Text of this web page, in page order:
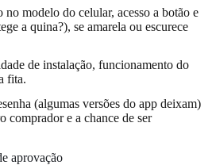
no modelo do celular, acesso a botão e
a quina?), se amarela ou escurece
de instalação, funcionamento do
fita.
(algumas versões do app deixam)
comprador e a chance de ser
aprovação